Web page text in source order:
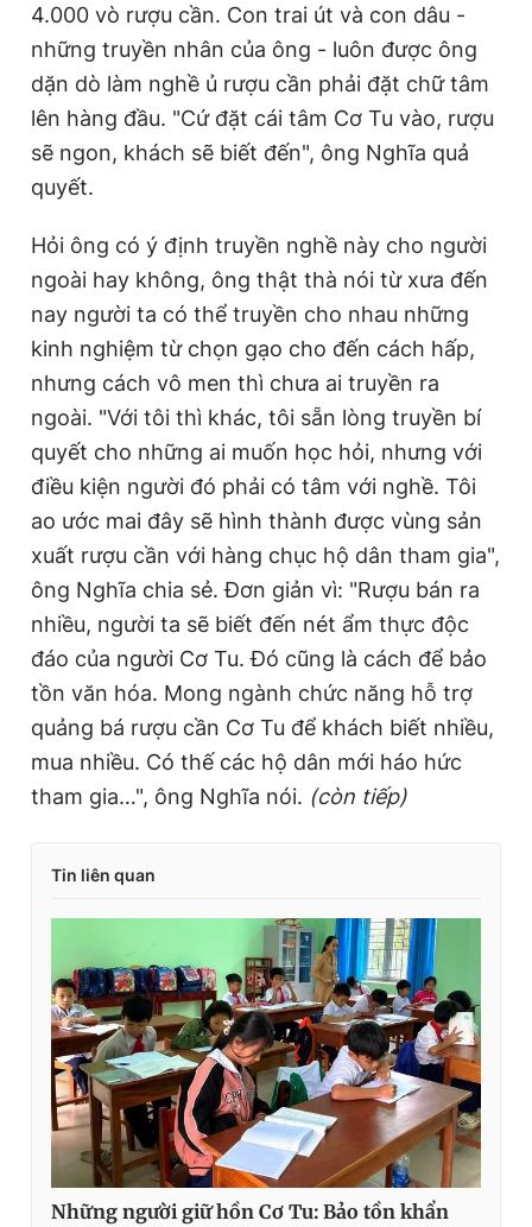
4.000 vò rượu cần. Con trai út và con dâu -
những truyền nhân của ông - luôn được ông
dặn dò làm nghề ủ rượu cần phải đặt chữ tâm
lên hàng đầu. "Cứ đặt cái tâm Cơ Tu vào, rượu
sẽ ngon, khách sẽ biết đến", ông Nghĩa quả
quyết.
Hỏi ông có ý định truyền nghề này cho người
ngoài hay không, ông thật thà nói từ xưa đến
nay người ta có thể truyền cho nhau những
kinh nghiệm từ chọn gạo cho đến cách hấp,
nhưng cách vô men thì chưa ai truyền ra
ngoài. "Với tôi thì khác, tôi sẵn lòng truyền bí
quyết cho những ai muốn học hỏi, nhưng với
điều kiện người đó phải có tâm với nghề. Tôi
ao ước mai đây sẽ hình thành được vùng sản
xuất rượu cần với hàng chục hộ dân tham gia",
ông Nghĩa chia sẻ. Đơn giản vì: "Rượu bán ra
nhiều, người ta sẽ biết đến nét ẩm thực độc
đáo của người Cơ Tu. Đó cũng là cách để bảo
tồn văn hóa. Mong ngành chức năng hỗ trợ
quảng bá rượu cần Cơ Tu để khách biết nhiều,
mua nhiều. Có thế các hộ dân mới háo hức
tham gia…", ông Nghĩa nói. (còn tiếp)
Tin liên quan
Những người giữ hồn Cơ Tu: Bảo tồn khẩn